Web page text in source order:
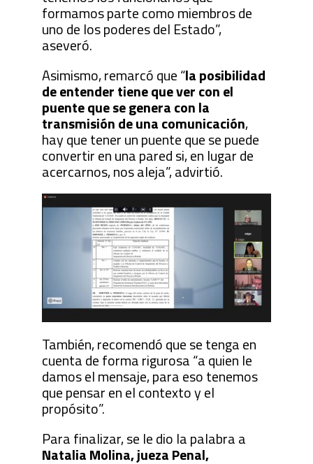
formamos parte como miembros de
uno de los poderes del Estado”,
aseveró.
Asimismo, remarcó que “la posibilidad
de entender tiene que ver con el
puente que se genera con la
transmisión de una comunicación,
hay que tener un puente que se puede
convertir en una pared si, en lugar de
acercarnos, nos aleja”, advirtió.
También, recomendó que se tenga en
cuenta de forma rigurosa “a quien le
damos el mensaje, para eso tenemos
que pensar en el contexto y el
propósito”.
Para finalizar, se le dio la palabra a
Natalia Molina, jueza Penal,